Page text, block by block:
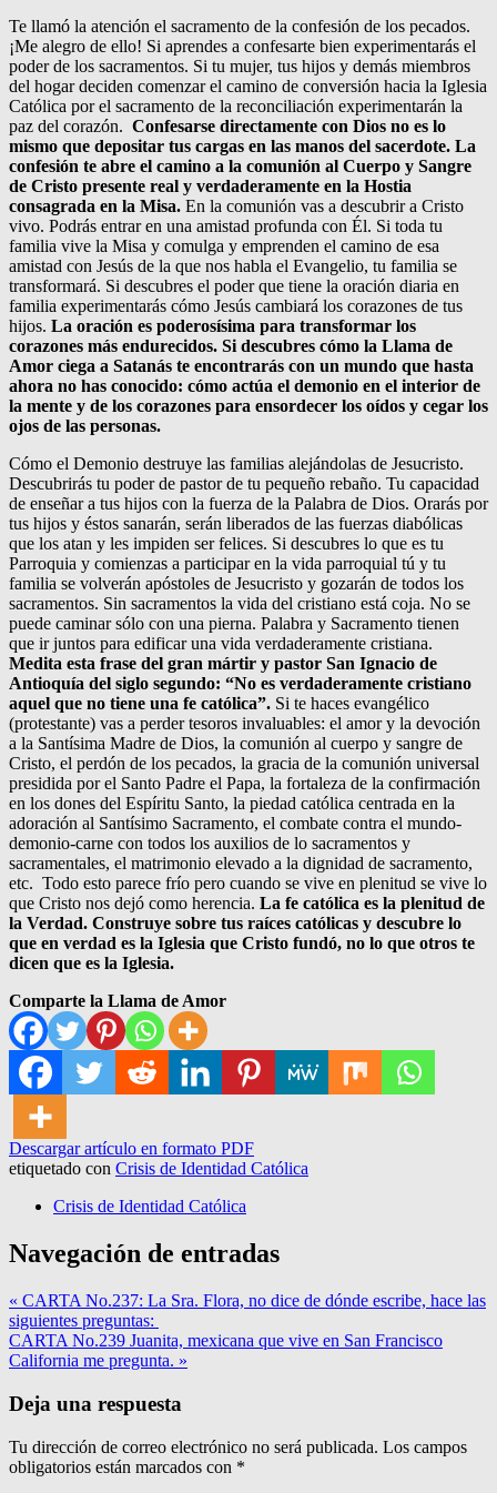
Te llamó la atención el sacramento de la confesión de los pecados.
¡Me alegro de ello! Si aprendes a confesarte bien experimentarás el
poder de los sacramentos. Si tu mujer, tus hijos y demás miembros
del hogar deciden comenzar el camino de conversión hacia la Iglesia
Católica por el sacramento de la reconciliación experimentarán la
paz del corazón. Confesarse directamente con Dios no es lo
mismo que depositar tus cargas en las manos del sacerdote. La
confesión te abre el camino a la comunión al Cuerpo y Sangre
de Cristo presente real y verdaderamente en la Hostia
consagrada en la Misa. En la comunión vas a descubrir a Cristo
vivo. Podrás entrar en una amistad profunda con Él. Si toda tu
familia vive la Misa y comulga y emprenden el camino de esa
amistad con Jesús de la que nos habla el Evangelio, tu familia se
transformará. Si descubres el poder que tiene la oración diaria en
familia experimentarás cómo Jesús cambiará los corazones de tus
hijos. La oración es poderosísima para transformar los
corazones más endurecidos. Si descubres cómo la Llama de
Amor ciega a Satanás te encontrarás con un mundo que hasta
ahora no has conocido: cómo actúa el demonio en el interior de
la mente y de los corazones para ensordecer los oídos y cegar los
ojos de las personas.
Cómo el Demonio destruye las familias alejándolas de Jesucristo.
Descubrirás tu poder de pastor de tu pequeño rebaño. Tu capacidad
de enseñar a tus hijos con la fuerza de la Palabra de Dios. Orarás por
tus hijos y éstos sanarán, serán liberados de las fuerzas diabólicas
que los atan y les impiden ser felices. Si descubres lo que es tu
Parroquia y comienzas a participar en la vida parroquial tú y tu
familia se volverán apóstoles de Jesucristo y gozarán de todos los
sacramentos. Sin sacramentos la vida del cristiano está coja. No se
puede caminar sólo con una pierna. Palabra y Sacramento tienen
que ir juntos para edificar una vida verdaderamente cristiana.
Medita esta frase del gran mártir y pastor San Ignacio de
Antioquía del siglo segundo: “No es verdaderamente cristiano
aquel que no tiene una fe católica”. Si te haces evangélico
(protestante) vas a perder tesoros invaluables: el amor y la devoción
a la Santísima Madre de Dios, la comunión al cuerpo y sangre de
Cristo, el perdón de los pecados, la gracia de la comunión universal
presidida por el Santo Padre el Papa, la fortaleza de la confirmación
en los dones del Espíritu Santo, la piedad católica centrada en la
adoración al Santísimo Sacramento, el combate contra el mundo-
demonio-carne con todos los auxilios de lo sacramentos y
sacramentales, el matrimonio elevado a la dignidad de sacramento,
etc. Todo esto parece frío pero cuando se vive en plenitud se vive lo
que Cristo nos dejó como herencia. La fe católica es la plenitud de
la Verdad. Construye sobre tus raíces católicas y descubre lo
que en verdad es la Iglesia que Cristo fundó, no lo que otros te
dicen que es la Iglesia.
Comparte la Llama de Amor
Descargar artículo en formato PDF
etiquetado con Crisis de Identidad Católica
Crisis de Identidad Católica
Navegación de entradas
« CARTA No.237: La Sra. Flora, no dice de dónde escribe, hace las
siguientes preguntas:
CARTA No.239 Juanita, mexicana que vive en San Francisco
California me pregunta. »
Deja una respuesta
Tu dirección de correo electrónico no será publicada. Los campos
obligatorios están marcados con *